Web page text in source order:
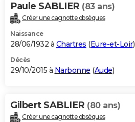
Paule SABLIER (83 ans)
Créer une cagnotte obsèques
Naissance
28/06/1932 à Chartres (Eure-et-Loir)
Décès
29/10/2015 à Narbonne (Aude)
Gilbert SABLIER (80 ans)
Créer une cagnotte obsèques